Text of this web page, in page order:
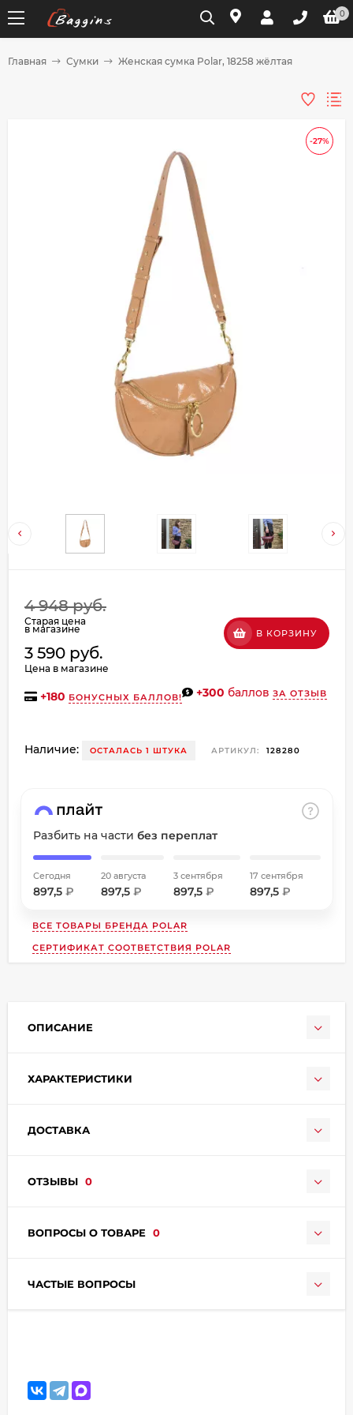
0
Главная Сумки Женская сумка Polar, 18258 жёлтая
-27%
4 948 руб.
Старая цена
в магазине
3 590 руб.
Цена в магазине
В КОРЗИНУ
+180 БОНУСНЫХ БАЛЛОВ! +300 баллов ЗА ОТЗЫВ
Наличие: ОСТАЛАСЬ 1 ШТУКА АРТИКУЛ: 128280
Разбить на части без переплат
Сегодня
897,5 ₽
20 августа
897,5₽
3 сентября
897,5 ₽
17 сентября
897,5 ₽
ВСЕ ТОВАРЫ БРЕНДА POLAR
СЕРТИФИКАТ СООТВЕТСТВИЯ POLAR
ОПИСАНИЕ
ХАРАКТЕРИСТИКИ
ДОСТАВКА
ОТЗЫВЫ 0
ВОПРОСЫ О ТОВАРЕ 0
ЧАСТЫЕ ВОПРОСЫ
на части
без переплат
График платежей
Добавляйте товары
в корзину
Оплачивайте сегодня только
Получайте товар
выбранный способом
списываться
по25
Подробнее
25
plait.ru